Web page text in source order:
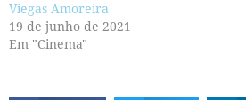
Viegas Amoreira
19 de junho de 2021
Em "Cinema"